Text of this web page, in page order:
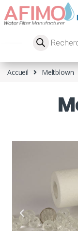
Accueil Meltblown